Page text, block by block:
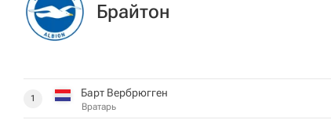
Брайтон
1 Барт Вербрюгген
Вратарь